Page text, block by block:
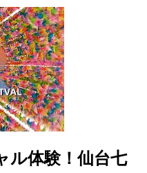
ル体験！仙台七